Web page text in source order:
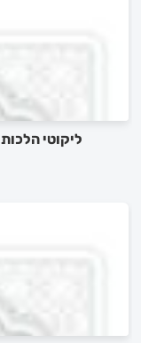
ליקוטי